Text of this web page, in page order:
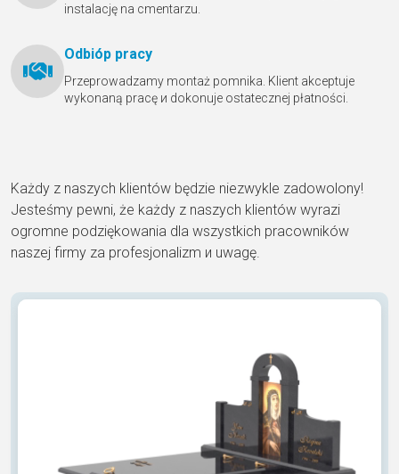
instalację na cmentarzu.
Odbióр pracy
Przeprowadzamy montaż pomnika. Klient akceptuje
wykonaną pracę и dokonuje ostatecznej płatności.
Każdy z naszych klientów będzie niezwykle zadowolony!
Jesteśmy pewni, że każdy z naszych klientów wyrazi
ogromne podziękowania dla wszystkich pracowników
naszej firmy za profesjonalizm и uwagę.